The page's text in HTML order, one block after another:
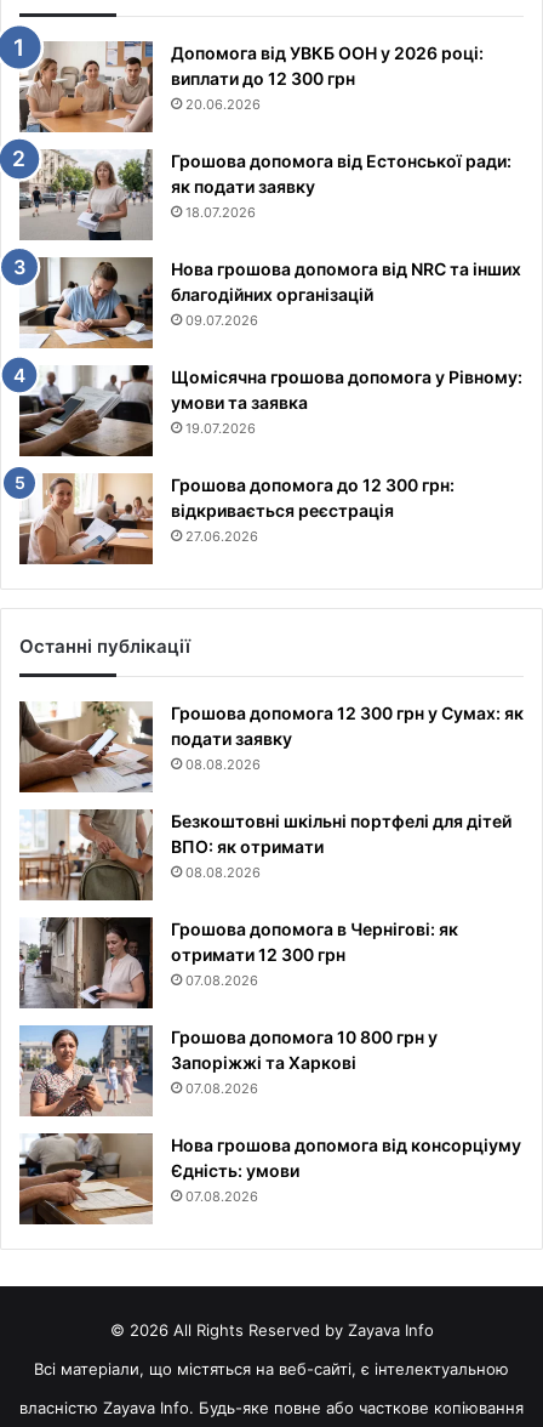
Допомога від УВКБ ООН у 2026 році:
виплати до 12 300 грн
20.06.2026
Грошова допомога від Естонської ради:
як подати заявку
18.07.2026
Нова грошова допомога від NRC та інших
благодійних організацій
09.07.2026
Щомісячна грошова допомога у Рівному:
умови та заявка
19.07.2026
Грошова допомога до 12 300 грн:
відкривається реєстрація
27.06.2026
Останні публікації
Грошова допомога 12 300 грн у Сумах: як
подати заявку
08.08.2026
Безкоштовні шкільні портфелі для дітей
ВПО: як отримати
08.08.2026
Грошова допомога в Чернігові: як
отримати 12 300 грн
07.08.2026
Грошова допомога 10 800 грн у
Запоріжжі та Харкові
07.08.2026
Нова грошова допомога від консорціуму
Єдність: умови
07.08.2026
© 2026 All Rights Reserved by Zayava Info
Всі матеріали, що містяться на веб-сайті, є інтелектуальною
власністю Zayava Info. Будь-яке повне або часткове копіювання